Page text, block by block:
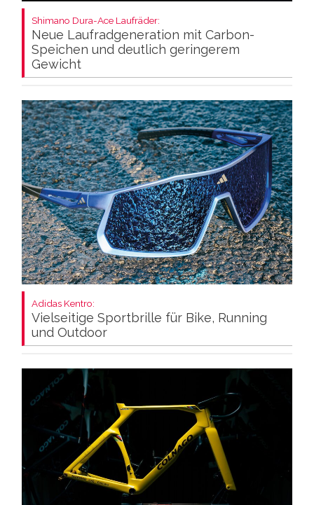
Shimano Dura-Ace Laufräder:
Neue Laufradgeneration mit Carbon-
Speichen und deutlich geringerem
Gewicht
Adidas Kentro:
Vielseitige Sportbrille für Bike, Running
und Outdoor